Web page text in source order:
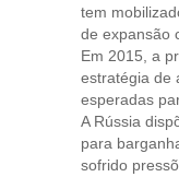
tem
de expansão
Em 2015, a
estratégia de
esperadas
A Rússia
para
sofrido